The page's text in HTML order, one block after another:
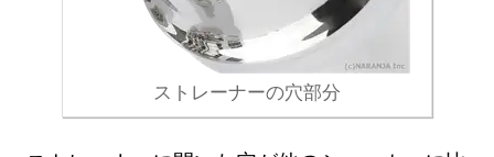
ストレーナーの穴部分